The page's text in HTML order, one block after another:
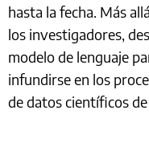
hasta la fecha. Más
los investigadores,
modelo de lenguaje
infundirse en los
de datos científicos